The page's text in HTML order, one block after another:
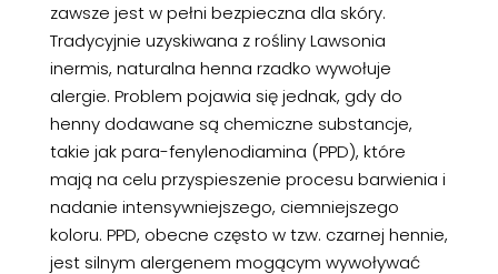
zawsze jest w pełni bezpieczna dla skóry.
Tradycyjnie uzyskiwana z rośliny Lawsonia
inermis, naturalna henna rzadko wywołuje
alergie. Problem pojawia się jednak, gdy do
henny dodawane są chemiczne substancje,
takie jak para-fenylenodiamina (PPD), które
mają na celu przyspieszenie procesu barwienia i
nadanie intensywniejszego, ciemniejszego
koloru. PPD, obecne często w tzw. czarnej hennie,
jest silnym alergenem mogącym wywoływać